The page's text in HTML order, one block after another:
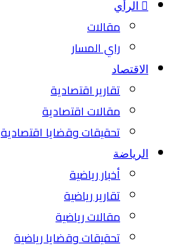
الرأي
مقالات
راي المسار
الاقتصاد
تقارير اقتصادية
مقالات اقتصادية
تحقيقات وقضايا اقتصادية
الرياضة
أخبار رياضية
تقارير رياضية
مقالات رياضية
تحقيقات وقضايا رياضية